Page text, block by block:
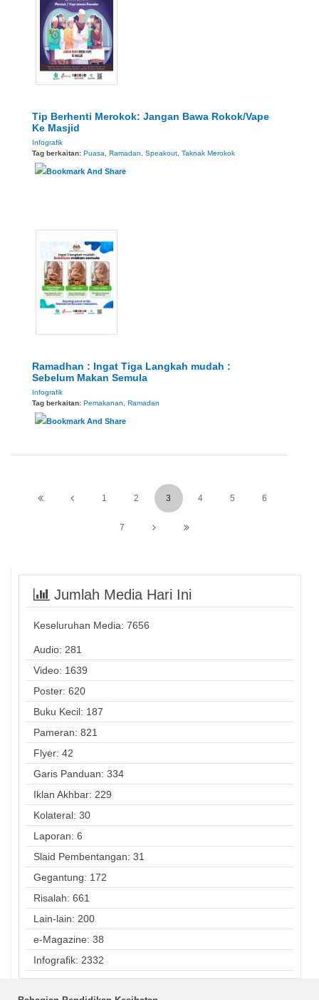
Tip Berhenti Merokok: Jangan Bawa Rokok/Vape
Ke Masjid
Infografik
Tag berkaitan: Puasa Ramadan Speakout Taknak Merokok
Ramadhan : Ingat Tiga Langkah mudah :
Sebelum Makan Semula
Infografik
Tag berkaitan: Pemakanan Ramadan
1 2 3 4 5 6
7
Jumlah Media Hari Ini
Keseluruhan Media: 7656
Audio: 281
Video: 1639
Poster: 620
Buku Kecil: 187
Pameran: 821
Flyer: 42
Garis Panduan: 334
Iklan Akhbar: 229
Kolateral: 30
Laporan: 6
Slaid Pembentangan: 31
Gegantung: 172
Risalah: 661
Lain-lain: 200
e-Magazine: 38
Infografik: 2332